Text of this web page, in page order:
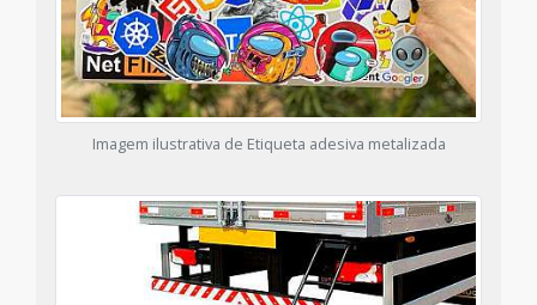
Imagem ilustrativa de Etiqueta adesiva metalizada